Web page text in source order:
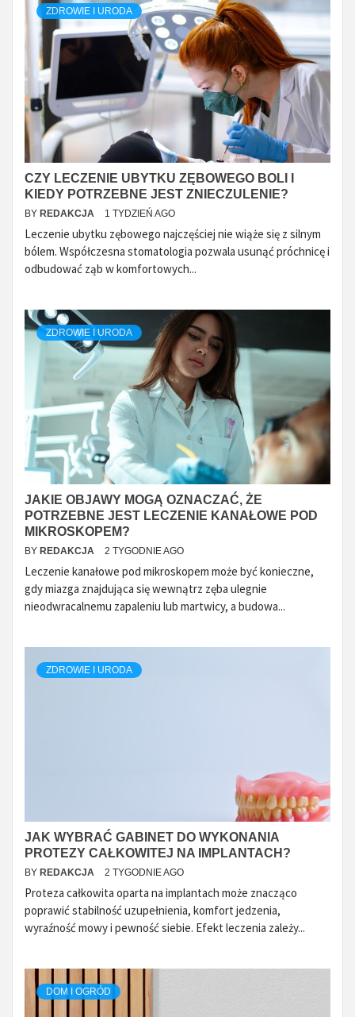
ZDROWIE I URODA
CZY LECZENIE UBYTKU ZĘBOWEGO BOLI I
KIEDY POTRZEBNE JEST ZNIECZULENIE?
BY REDAKCJA 1 TYDZIEŃ AGO
Leczenie ubytku zębowego najczęściej nie wiąże się z silnym
bólem. Współczesna stomatologia pozwala usunąć próchnicę i
odbudować ząb w komfortowych...
ZDROWIE I URODA
JAKIE OBJAWY MOGĄ OZNACZAĆ, ŻE
POTRZEBNE JEST LECZENIE KANAŁOWE POD
MIKROSKOPEM?
BY REDAKCJA 2 TYGODNIE AGO
Leczenie kanałowe pod mikroskopem może być konieczne,
gdy miazga znajdująca się wewnątrz zęba ulegnie
nieodwracalnemu zapaleniu lub martwicy, a budowa...
ZDROWIE I URODA
JAK WYBRAĆ GABINET DO WYKONANIA
PROTEZY CAŁKOWITEJ NA IMPLANTACH?
BY REDAKCJA 2 TYGODNIE AGO
Proteza całkowita oparta na implantach może znacząco
poprawić stabilność uzupełnienia, komfort jedzenia,
wyraźność mowy i pewność siebie. Efekt leczenia zależy...
DOM I OGRÓD